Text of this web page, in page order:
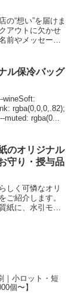
の“想い”を届けま
アウトに欠かせ
前やメッセージ
袋をご紹介しま
ル保冷バッグ
wineSoft:
rgba(0,0,0,.82);
rgba(0...
のオリジナル
守り・授与品
しく可憐なオリ
ご紹介します。
紙に、水引モチ
｜小ロット・短
個〜】